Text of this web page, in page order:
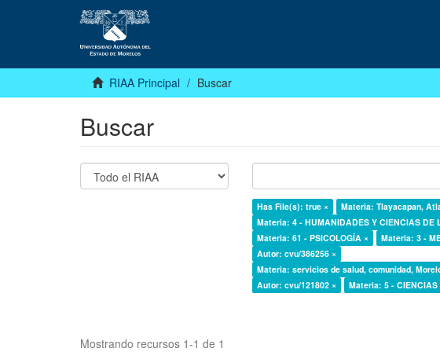
RIAA Principal Buscar
Buscar
Has File(s): true × Materia: Tlayacapan,
Materia: 4 - HUMANIDADES Y CIENCIAS DE
Materia: 61 - PSICOLOGÍA ×
Materia: 3 -
Autor: cvu/386256 ×
Materia: servicios de salud, comunidad,
Autor: cvu/121802 ×
Materia: 5 - CIENCIAS
Mostrando recursos 1-1 de 1